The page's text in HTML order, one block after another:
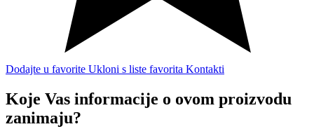
Dodajte u favorite Ukloni s liste favorita Kontakti
Koje Vas informacije o ovom proizvodu
zanimaju?